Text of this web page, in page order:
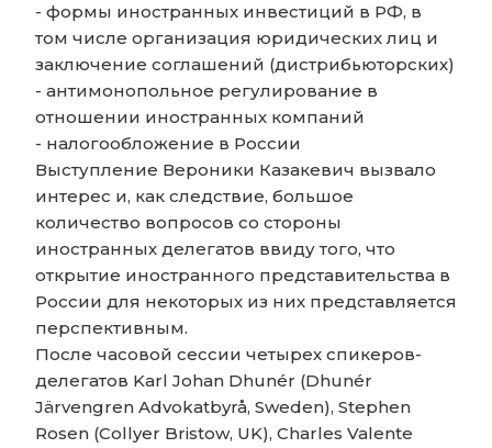
- формы иностранных инвестиций в РФ, в
том числе организация юридических лиц и
заключение соглашений (дистрибьюторских)
- антимонопольное регулирование в
отношении иностранных компаний
- налогообложение в России
Выступление Вероники Казакевич вызвало
интерес и, как следствие, большое
количество вопросов со стороны
иностранных делегатов ввиду того, что
открытие иностранного представительства в
России для некоторых из них представляется
перспективным.
После часовой сессии четырех спикеров-
делегатов Karl Johan Dhunér (Dhunér
Järvengren Advokatbyrå, Sweden), Stephen
Rosen (Collyer Bristow, UK), Charles Valente